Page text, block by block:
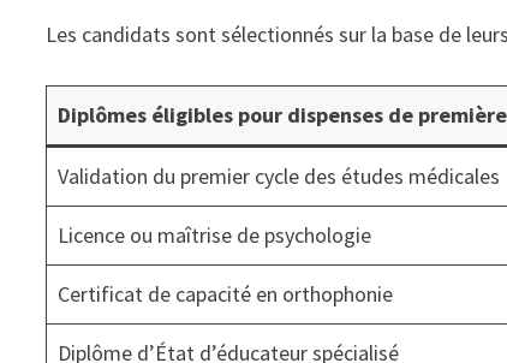
Les candidats sont sélectionnés sur la base de
Diplômes éligibles pour dispenses de
Validation du premier cycle des études médicales
Licence ou maîtrise de psychologie
Certificat de capacité en orthophonie
Diplôme d’État d’éducateur spécialisé